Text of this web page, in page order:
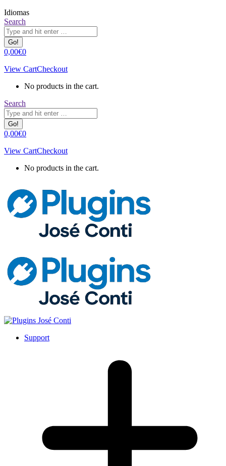
Idiomas
Search:
Search
0,00€0
View CartCheckout
No products in the cart.
Search:
Search
0,00€0
View CartCheckout
No products in the cart.
Support